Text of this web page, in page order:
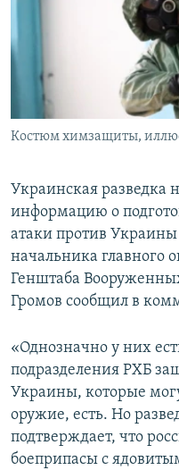
ПОБЕДИТЕЛЕЙ НЕ СУДЯТ?
КРЫМ.НЕПОКОРЕННЫЙ
ELIFBE
УКРАИНСКАЯ ПРОБЛЕМА
ПРИСОЕДИНЯЙТЕСЬ!
Все сайты RFE/RL
Костюм химзащиты,
Украинская разведка
информацию о
атаки против Украины
начальника главного
Генштаба
Громов сообщил в
«Однозначно у них
подразделения РХБ
Украины, которые
оружие, есть. Но
подтверждает, что
боеприпасы с